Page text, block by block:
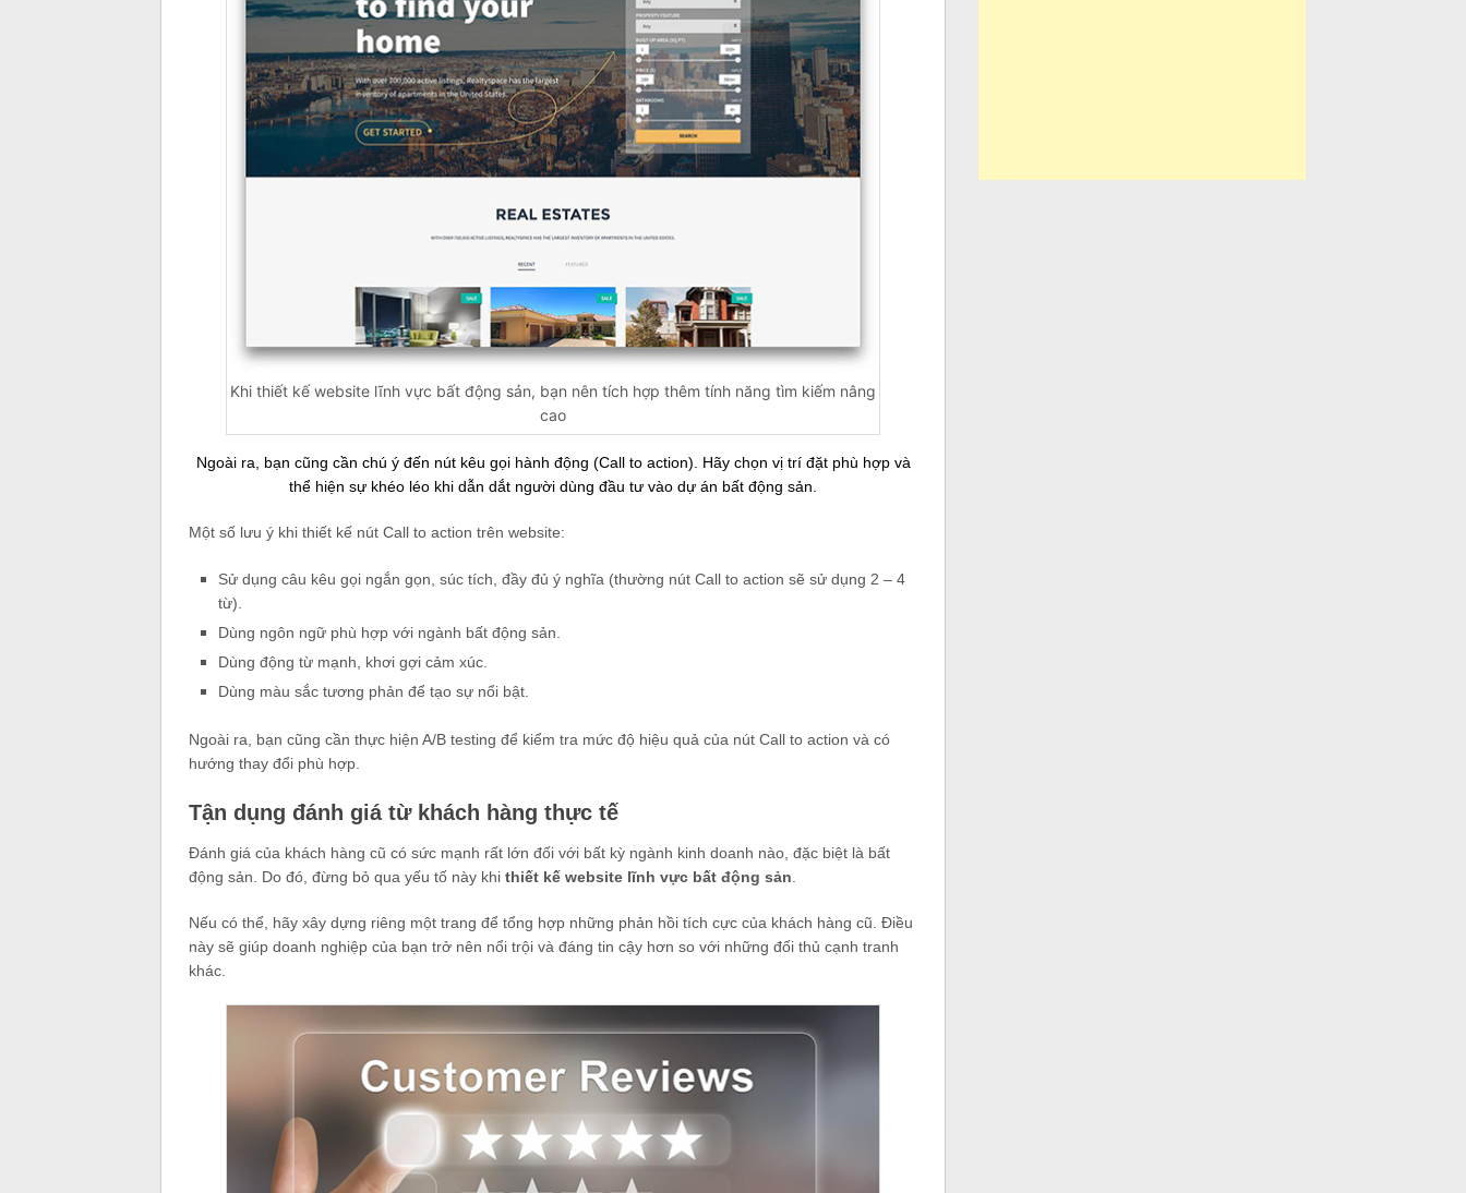
Khi thiết kế website lĩnh vực bất động sản, bạn nên tích hợp thêm tính năng tìm kiếm nâng
cao
Ngoài ra, bạn cũng cần chú ý đến nút kêu gọi hành động (Call to action). Hãy chọn vị trí đặt phù hợp và
thể hiện sự khéo léo khi dẫn dắt người dùng đầu tư vào dự án bất động sản.
Một số lưu ý khi thiết kế nút Call to action trên website:
Sử dụng câu kêu gọi ngắn gọn, súc tích, đầy đủ ý nghĩa (thường nút Call to action sẽ sử dụng 2 – 4
từ).
Dùng ngôn ngữ phù hợp với ngành bất động sản.
Dùng động từ mạnh, khơi gợi cảm xúc.
Dùng màu sắc tương phản để tạo sự nổi bật.
Ngoài ra, bạn cũng cần thực hiện A/B testing để kiểm tra mức độ hiệu quả của nút Call to action và có
hướng thay đổi phù hợp.
Tận dụng đánh giá từ khách hàng thực tế
Đánh giá của khách hàng cũ có sức mạnh rất lớn đối với bất kỳ ngành kinh doanh nào, đặc biệt là bất
động sản. Do đó, đừng bỏ qua yếu tố này khi thiết kế website lĩnh vực bất động sản
Nếu có thể, hãy xây dựng riêng một trang để tổng hợp những phản hồi tích cực của khách hàng cũ. Điều
này sẽ giúp doanh nghiệp của bạn trở nên nổi trội và đáng tin cậy hơn so với những đối thủ cạnh tranh
khác.